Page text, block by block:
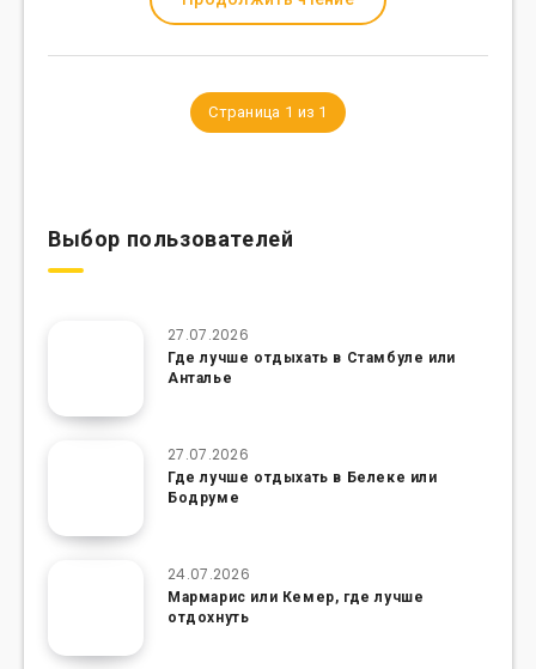
Страница 1 из 1
Выбор пользователей
27.07.2026
Где лучше отдыхать в Стамбуле или
Анталье
27.07.2026
Где лучше отдыхать в Белеке или
Бодруме
24.07.2026
Мармарис или Кемер, где лучше
отдохнуть